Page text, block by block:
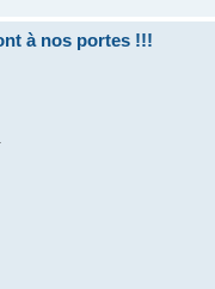
à nos portes !!!